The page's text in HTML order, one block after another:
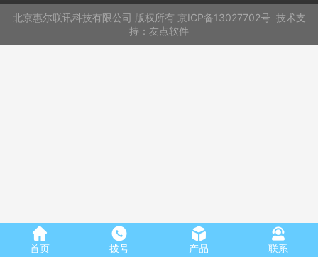
北京惠尔联讯科技有限公司 版权所有 京ICP备13027702号 技术支
持： 友点软件
首页 拨号 产品 联系